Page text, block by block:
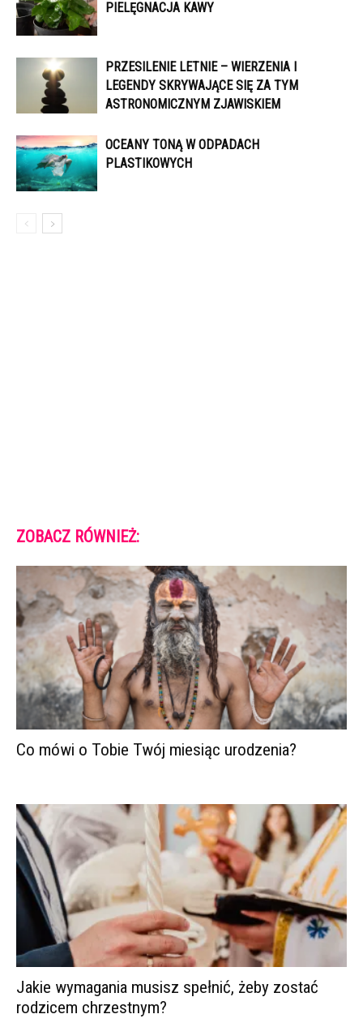
PIELĘGNACJA KAWY
PRZESILENIE LETNIE – WIERZENIA I
LEGENDY SKRYWAJĄCE SIĘ ZA TYM
ASTRONOMICZNYM ZJAWISKIEM
OCEANY TONĄ W ODPADACH
PLASTIKOWYCH
ZOBACZ RÓWNIEŻ:
Co mówi o Tobie Twój miesiąc urodzenia?
Jakie wymagania musisz spełnić, żeby zostać
rodzicem chrzestnym?